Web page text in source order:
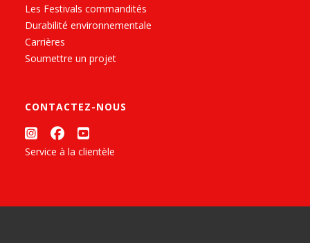
Les Festivals commandités
Durabilité environnementale
Carrières
Soumettre un projet
CONTACTEZ-NOUS
Service à la clientèle